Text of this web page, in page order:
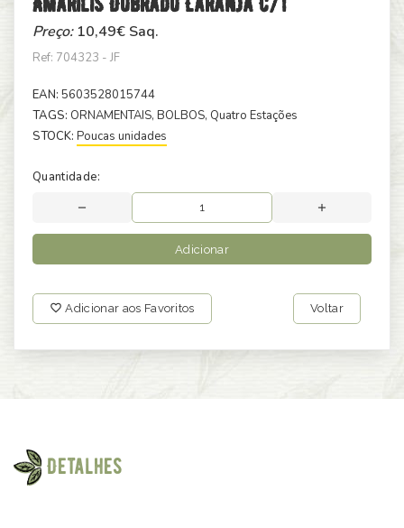
Preço:10,49€ Saq.
Ref: 704323 - JF
EAN: 5603528015744
TAGS: ORNAMENTAIS, BOLBOS, Quatro Estações
STOCK: Poucas unidades
Quantidade:
Adicionar
Adicionar aos Favoritos Voltar
Detalhes